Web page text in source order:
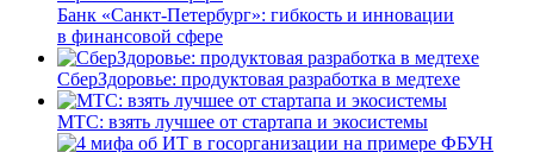
Банк «Санкт-Петербург»: гибкость и инновации
в финансовой сфере
СберЗдоровье: продуктовая разработка в медтехе
МТС: взять лучшее от стартапа и экосистемы